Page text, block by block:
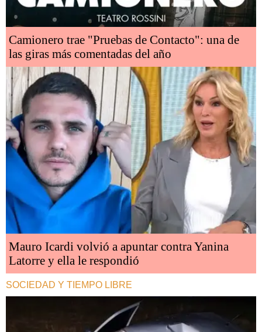
Camionero trae "Pruebas de Contacto": una de
las giras más comentadas del año
Mauro Icardi volvió a apuntar contra Yanina
Latorre y ella le respondió
SOCIEDAD Y TIEMPO LIBRE